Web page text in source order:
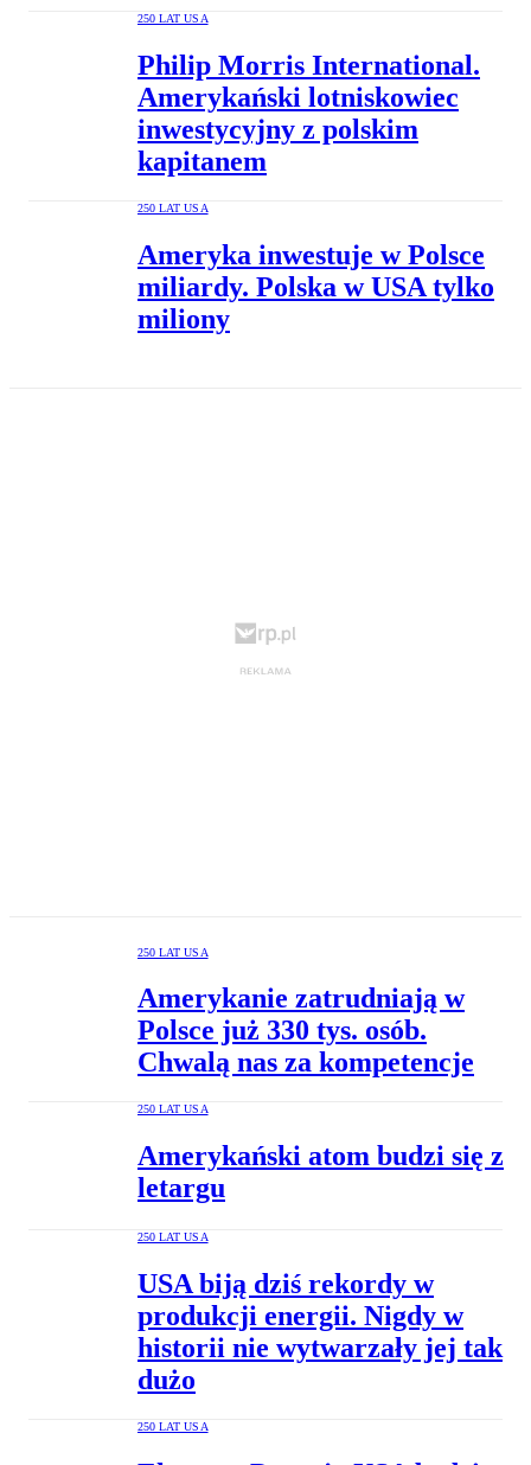
250 LAT USA
Philip Morris International.
Amerykański lotniskowiec
inwestycyjny z polskim
kapitanem
250 LAT USA
Ameryka inwestuje w Polsce
miliardy. Polska w USA tylko
miliony
250 LAT USA
Amerykanie zatrudniają w
Polsce już 330 tys. osób.
Chwalą nas za kompetencje
250 LAT USA
Amerykański atom budzi się z
letargu
250 LAT USA
USA biją dziś rekordy w
produkcji energii. Nigdy w
historii nie wytwarzały jej tak
dużo
250 LAT USA